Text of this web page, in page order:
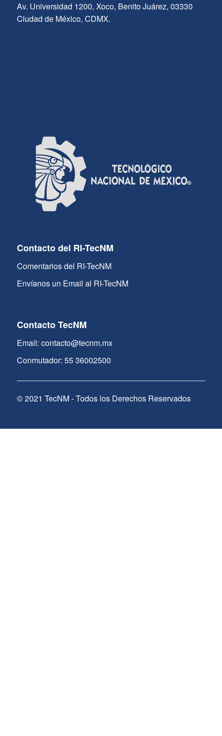
Av. Universidad 1200, Xoco, Benito Juárez, 03330
Ciudad de México, CDMX.
Contacto del RI-TecNM
Comentarios del RI-TecNM
Envíanos un Email al RI-TecNM
Contacto TecNM
Email: contacto@tecnm.mx
Conmutador: 55 36002500
© 2021 TecNM - Todos los Derechos Reservados